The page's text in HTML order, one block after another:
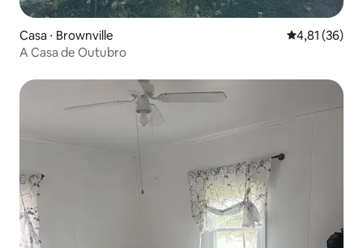
Casa ⋅ Brownville 4,81 de uma
4,81 (36)
A Casa de Outubro